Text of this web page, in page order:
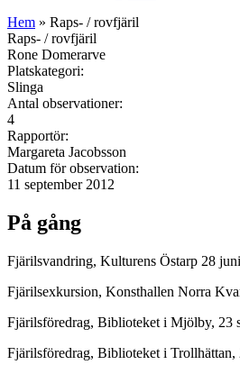
Hem » Raps- / rovfjäril
Raps- / rovfjäril
Rone Domerarve
Platskategori:
Slinga
Antal observationer:
4
Rapportör:
Margareta Jacobsson
Datum för observation:
11 september 2012
På gång
Fjärilsvandring, Kulturens Östarp 28 juni
Fjärilsexkursion, Konsthallen Norra
Fjärilsföredrag, Biblioteket i Mjölby, 23
Fjärilsföredrag, Biblioteket i Trollhättan,